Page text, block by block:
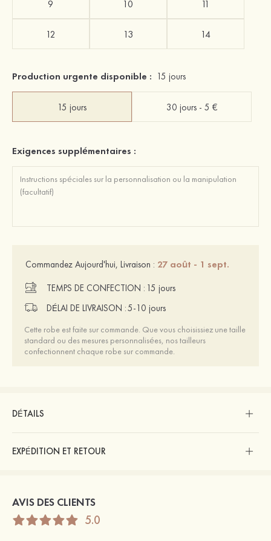
9 10 11
12 13 14
Production urgente disponible : 15 jours
15 jours 30 jours - 5 €
Exigences supplémentaires :
Commandez Aujourd'hui, Livraison : 27 août - 1 sept.
TEMPS DE CONFECTION : 15 jours
DÉLAI DE LIVRAISON :5-10 jours
Cette robe est faite sur commande. Que vous choisissiez une taille
standard ou des mesures personnalisées, nos tailleurs
confectionnent chaque robe sur commande.
DÉTAILS
EXPÉDITION ET RETOUR
AVIS DES CLIENTS
5.0